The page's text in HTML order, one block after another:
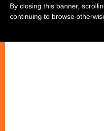
By closing this banner,
continuing to browse